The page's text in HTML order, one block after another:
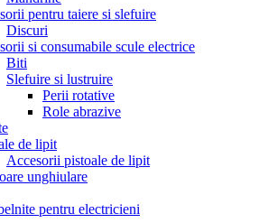
pentru taiere si slefuire
Discuri
si consumabile scule electrice
Biti
Slefuire si lustruire
Perii rotative
Role abrazive
de lipit
Accesorii pistoale de lipit
unghiulare
pentru electricieni